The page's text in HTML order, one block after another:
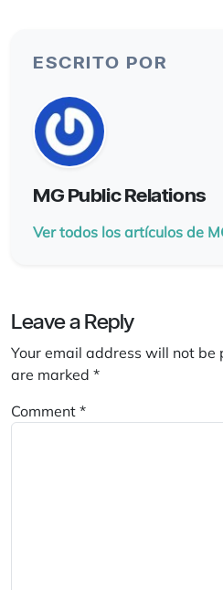
ESCRITO POR
MG Public Relations
Ver todos los artículos de
Leave a Reply
Your email address will not be
are marked *
Comment *